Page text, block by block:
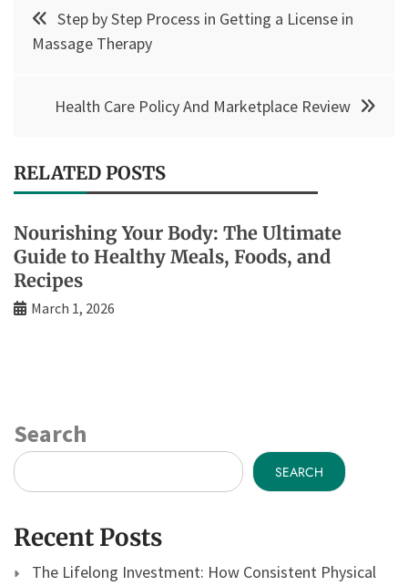
navigation
Step by Step Process in Getting a License in
Massage Therapy
Health Care Policy And Marketplace Review
RELATED POSTS
Nourishing Your Body: The Ultimate
Guide to Healthy Meals, Foods, and
Recipes
March 1, 2026
Search
SEARCH
Recent Posts
The Lifelong Investment: How Consistent Physical